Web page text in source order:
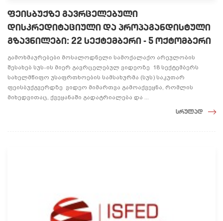
ფეისბუქზე გავრცელებული
დისკრედიტაციული და პროპაგანდისტული
გზავნილები: 22 სექტემბერი - 5 ოქტომბერი
გამოხმაურებები მოსალოდნელი სამოქალაქო არეულობის
შესახებ სუს-ის მიერ გავრცელებულ ვიდეოზე 18 სექტემბერს
სახელმწიფო უსაფრთხოების სამსახურმა (სუს) საკუთარ
ფეისბუქგვერდზე ვიდეო მიმართვა გამოაქვეყნა, რომლის
მიხედვითაც, ქვეყანაში გადატრიალება და ...
სრულად